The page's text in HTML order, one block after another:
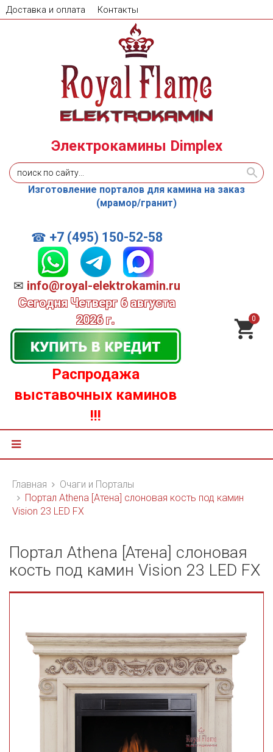
Доставка и оплата Контакты
☎ +7 (495) 150-52-58
✉ info@royal-elektrokamin.ru
Сегодня Четверг 6 августа
2026 г.
Распродажа
выставочных каминов
!!!
Электрокамины Dimplex
Изготовление порталов для камина на заказ
(мрамор/гранит)
0
Главная
Очаги и Порталы
Портал Athena [Атена] слоновая кость под камин
Vision 23 LED FX
Портал Athena [Атена] слоновая
кость под камин Vision 23 LED FX